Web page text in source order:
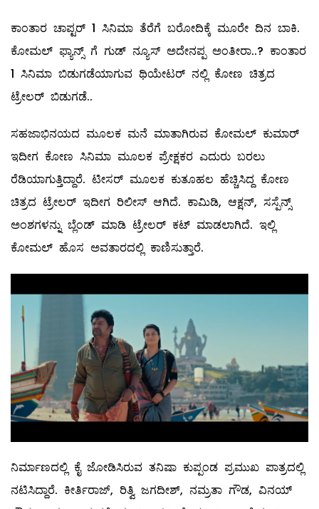
ಕಾಂತಾರ ಚಾಪ್ಟರ್ 1 ಸಿನಿಮಾ ತೆರೆಗೆ ಬರೋದಿಕ್ಕೆ ಮೂರೇ ದಿನ ಬಾಕಿ.
ಕೋಮಲ್ ಫ್ಯಾನ್ಸ್ ಗೆ ಗುಡ್ ನ್ಯೂಸ್ ಅದೇನಪ್ಪ ಅಂತೀರಾ..? ಕಾಂತಾರ
1 ಸಿನಿಮಾ ಬಿಡುಗಡೆಯಾಗುವ ಥಿಯೇಟರ್ ನಲ್ಲಿ ಕೋಣ ಚಿತ್ರದ
ಟ್ರೇಲರ್ ಬಿಡುಗಡೆ..
ಸಹಜಾಭಿನಯದ ಮೂಲಕ ಮನೆ ಮಾತಾಗಿರುವ ಕೋಮಲ್ ಕುಮಾರ್
ಇದೀಗ ಕೋಣ ಸಿನಿಮಾ ಮೂಲಕ ಪ್ರೇಕ್ಷಕರ ಎದುರು ಬರಲು
ರೆಡಿಯಾಗುತ್ತಿದ್ದಾರೆ. ಟೀಸರ್ ಮೂಲಕ ಕುತೂಹಲ ಹೆಚ್ಚಿಸಿದ್ದ ಕೋಣ
ಚಿತ್ರದ ಟ್ರೇಲರ್ ಇದೀಗ ರಿಲೀಸ್ ಆಗಿದೆ. ಕಾಮಿಡಿ, ಆಕ್ಷನ್, ಸಸ್ಪೆನ್ಸ್
ಅಂಶಗಳನ್ನು ಬ್ಲೆಂಡ್ ಮಾಡಿ ಟ್ರೇಲರ್ ಕಟ್ ಮಾಡಲಾಗಿದೆ. ಇಲ್ಲಿ
ಕೋಮಲ್ ಹೊಸ ಅವತಾರದಲ್ಲಿ ಕಾಣಿಸುತ್ತಾರೆ.
ನಿರ್ಮಾಣದಲ್ಲಿ ಕೈ ಜೋಡಿಸಿರುವ ತನಿಷಾ ಕುಪ್ಪಂಡ ಪ್ರಮುಖ ಪಾತ್ರದಲ್ಲಿ
ನಟಿಸಿದ್ದಾರೆ. ಕೀರ್ತಿರಾಜ್, ರಿತ್ವಿ ಜಗದೀಶ್, ನಮ್ರತಾ ಗೌಡ, ವಿನಯ್